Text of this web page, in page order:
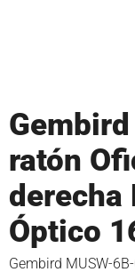
ratón
derecha
Óptico
Gembird MUSW-